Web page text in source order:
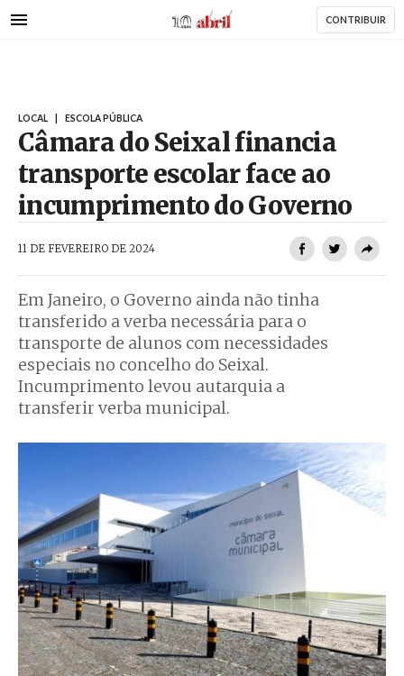
para
AbrilAbril CONTRIBUIR
LOCAL ESCOLA PÚBLICA
Câmara do Seixal financia
transporte escolar face ao
incumprimento do Governo
11 DE FEVEREIRO DE 2024
Em Janeiro, o Governo ainda não tinha
transferido a verba necessária para o
transporte de alunos com necessidades
especiais no concelho do Seixal.
Incumprimento levou autarquia a
transferir verba municipal.